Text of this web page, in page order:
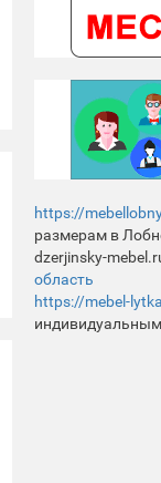
https://
размерам в
dzerjinsky-
область
https://mebel-